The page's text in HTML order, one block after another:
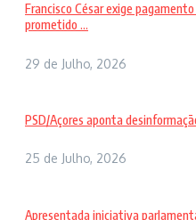
Francisco César exige
prometido ...
29 de Julho, 2026
PSD/Açores aponta
25 de Julho, 2026
Apresentada iniciativa